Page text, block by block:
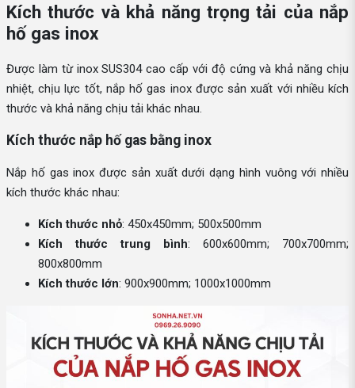
Kích thước và khả năng trọng tải của nắp
hố gas inox
Được làm từ inox SUS304 cao cấp với độ cứng và khả năng chịu
nhiệt, chịu lực tốt, nắp hố gas inox được sản xuất với nhiều kích
thước và khả năng chịu tải khác nhau.
Kích thước nắp hố gas bằng inox
Nắp hố gas inox được sản xuất dưới dạng hình vuông với nhiều
kích thước khác nhau:
Kích thước nhỏ: 450x450mm; 500x500mm
Kích thước trung bình: 600x600mm; 700x700mm;
800x800mm
Kích thước lớn: 900x900mm; 1000x1000mm